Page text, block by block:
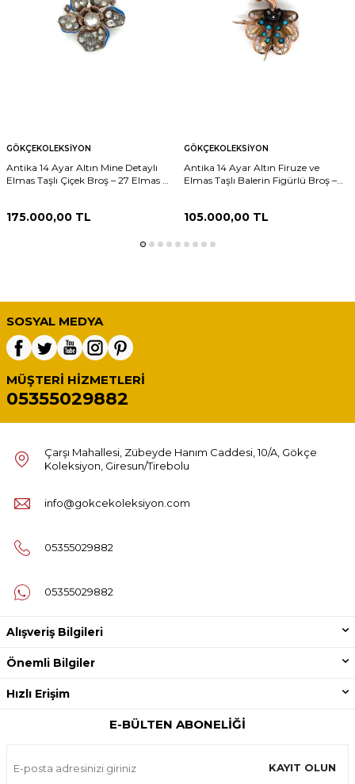
GÖKÇEKOLEKSIYON
Antika 14 Ayar Altın Mine Detaylı
Elmas Taşlı Çiçek Broş – 27 Elmas –
175.000,00 TL
GÖKÇEKOLEKSIYON
Antika 14 Ayar Altın Firuze ve
Elmas Taşlı Balerin Figürlü Broş –
105.000,00TL
SOSYAL MEDYA
MÜŞTERI HIZMETLERI
05355029882
Çarşı Mahallesi, Zübeyde Hanım Caddesi, 10/A, Gökçe
Koleksiyon, Giresun/Tirebolu
info@gokcekoleksiyon.com
05355029882
05355029882
Alışveriş Bilgileri
Önemli Bilgiler
Hızlı Erişim
E-BÜLTEN ABONELIĞI
KAYIT OLUN